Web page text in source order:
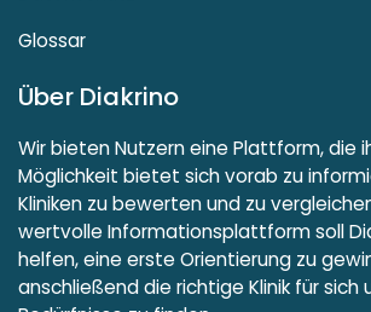
Glossar
Über Diakrino
Wir bieten Nutzern eine Plattform, die
Möglichkeit bietet sich vorab zu
Kliniken zu bewerten und zu
wertvolle Informationsplattform soll
helfen, eine erste Orientierung zu
anschließend die richtige Klinik für sich